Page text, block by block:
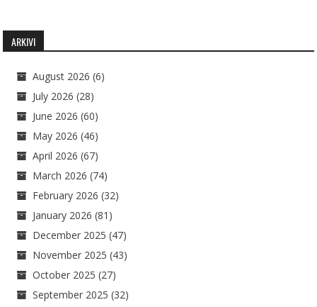
ARKIVI
August 2026 (6)
July 2026 (28)
June 2026 (60)
May 2026 (46)
April 2026 (67)
March 2026 (74)
February 2026 (32)
January 2026 (81)
December 2025 (47)
November 2025 (43)
October 2025 (27)
September 2025 (32)